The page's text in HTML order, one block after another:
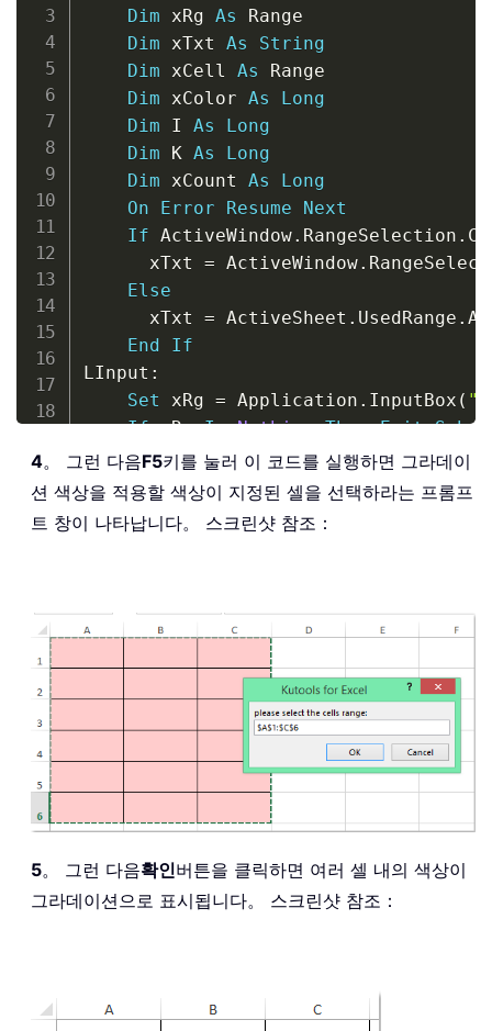
Dim xRg As Range
Dim xTxt As
String
Dim xCell As Range
Dim xColor As
Long
Dim I As
Long
Dim K As
Long
Dim xCount As
Long
On
Error Resume
Next
If ActiveWindow. RangeSelection .
      xTxt
= ActiveWindow.
Else
      xTxt
= ActiveSheet . UsedRange .
End
If
LInput :
Set xRg = Application . InputBox (
If xRg Is Nothing Then Exit Sub
If xRg. Areas. Count > 1 Then
        MsgBox
"does not support
End
If
    xCount
= xRg.Rows.Count
xRg
        xColor
= xRg.Cells(1, K).
For I = xCount To 1 Step - 1
            xRg
.Cells
            xRg
I, K). Interior
End Sub
4。 그런 다음F5키를 눌러 이 코드를 실행하면 그라데이
션 색상을 적용할 색상이 지정된 셀을 선택하라는 프롬프
트 창이 나타납니다。 스크린샷 참조：
5。 그런 다음확인버튼을 클릭하면 여러 셀 내의 색상이
그라데이션으로 표시됩니다。 스크린샷 참조：